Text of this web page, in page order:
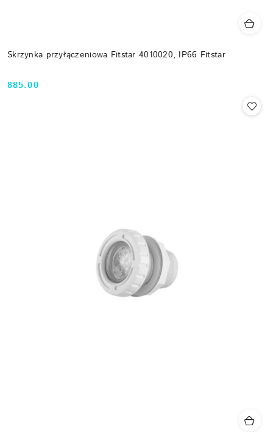
Skrzynka przyłączeniowa Fitstar 4010020, IP66 Fitstar
Cena:
885.00